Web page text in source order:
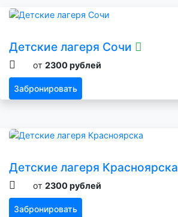
Детские лагеря Сочи
от 2300 рублей
Забронировать
Детские лагеря Красноярска
от 2300 рублей
Забронировать